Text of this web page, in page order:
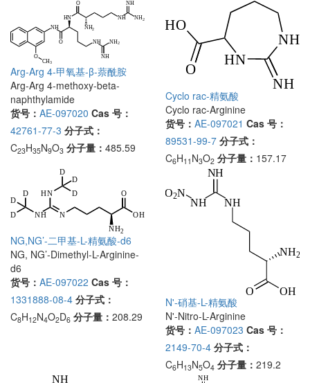
Arg-Arg 4-甲氧基-β-萘酰胺
Arg-Arg 4-methoxy-beta-
naphthylamide
货号： AE-097020 Cas 号：
42761-77-3 分子式：
C23H35N9O3 分子量： 485.59
Cyclo rac-精氨酸
Cyclo rac-Arginine
货号： AE-097021 Cas 号：
89531-99-7 分子式：
C6H11 N3O2 分子量： 157.17
NG,NG’-二甲基-L-精氨酸-d6
NG, NG’-Dimethyl-L-Arginine-
d6
货号： AE-097022 Cas 号：
1331888-08-4 分子式：
C8H12N4O2D6 分子量： 208.29
N'-硝基-L-精氨酸
N'-Nitro-L-Arginine
货号： AE-097023 Cas 号：
2149-70-4 分子式：
C6H13N5O4 分子量： 219.2